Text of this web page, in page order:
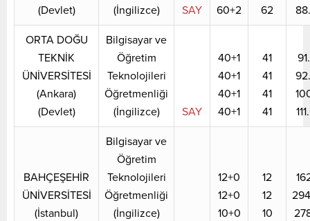
(Devlet)
(İngilizce)
SAY
60+2
62
ORTA DOĞU
TEKNİK
ÜNİVERSİTESİ
(Ankara)
(Devlet)
Bilgisayar ve
Öğretim
Teknolojileri
Öğretmenliği
(İngilizce)
SAY
40+1
40+1
40+1
40+1
41
41
41
41
BAHÇEŞEHİR
ÜNİVERSİTESİ
(İstanbul)
Bilgisayar ve
Öğretim
Teknolojileri
Öğretmenliği
(İngilizce)
12+0
12+0
10+0
12
12
10